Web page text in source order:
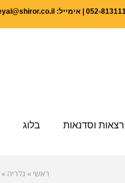
וסדנאות בלוג
ראשי » גלריה »